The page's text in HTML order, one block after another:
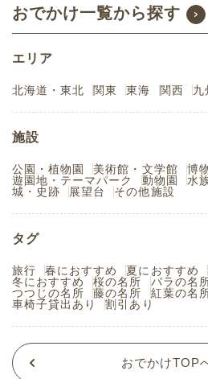
おでかけ一覧から探す
エリア
北海道・東北 関東 東海 関西 九
施設
公園・植物園 美術館・文学館
博
遊園地・テーマパーク
動物園 水
城・史跡
展望台 その他施設
タグ
旅行 春におすすめ 夏におすすめ
冬におすすめ
桜の名所 バラの名
つつじの名所
藤の名所 紅葉の名
車椅子貸出あり
割引あり
おでかけTOP